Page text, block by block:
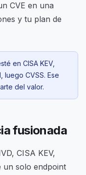
CVE en una
y tu plan de
en CISA KEV,
luego CVSS. Ese
del valor.
fusionada
CISA KEV,
un solo endpoint